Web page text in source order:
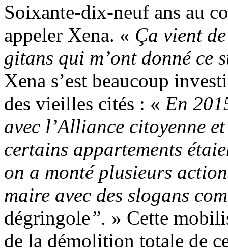
Soixante-dix-neuf ans au
appeler Xena. « Ça vient
gitans qui m’ont donné ce
Xena s’est beaucoup
des vieilles cités : « En
avec l’Alliance citoyenne
certains appartements
on a monté plusieurs
maire avec des slogans
dégringole”. » Cette
de la démolition totale de